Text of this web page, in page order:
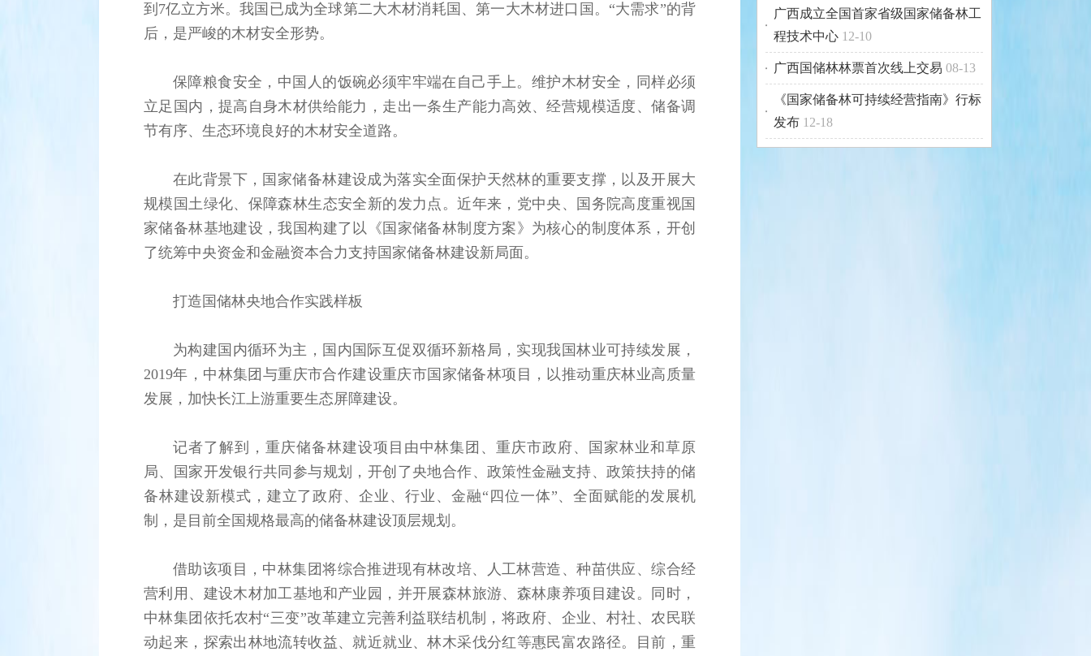
到7亿立方米。我国已成为全球第二大木材消耗国、第一大木材进口国。“大需求”的背
后，是严峻的木材安全形势。
保障粮食安全，中国人的饭碗必须牢牢端在自己手上。维护木材安全，同样必须
立足国内，提高自身木材供给能力，走出一条生产能力高效、经营规模适度、储备调
节有序、生态环境良好的木材安全道路。
在此背景下，国家储备林建设成为落实全面保护天然林的重要支撑，以及开展大
规模国土绿化、保障森林生态安全新的发力点。近年来，党中央、国务院高度重视国
家储备林基地建设，我国构建了以《国家储备林制度方案》为核心的制度体系，开创
了统筹中央资金和金融资本合力支持国家储备林建设新局面。
打造国储林央地合作实践样板
为构建国内循环为主，国内国际互促双循环新格局，实现我国林业可持续发展，
2019年，中林集团与重庆市合作建设重庆市国家储备林项目，以推动重庆林业高质量
发展，加快长江上游重要生态屏障建设。
记者了解到，重庆储备林建设项目由中林集团、重庆市政府、国家林业和草原
局、国家开发银行共同参与规划，开创了央地合作、政策性金融支持、政策扶持的储
备林建设新模式，建立了政府、企业、行业、金融“四位一体”、全面赋能的发展机
制，是目前全国规格最高的储备林建设顶层规划。
借助该项目，中林集团将综合推进现有林改培、人工林营造、种苗供应、综合经
营利用、建设木材加工基地和产业园，并开展森林旅游、森林康养项目建设。同时，
中林集团依托农村“三变”改革建立完善利益联结机制，将政府、企业、村社、农民联
动起来，探索出林地流转收益、就近就业、林木采伐分红等惠民富农路径。目前，重
广西成立全国首家省级国家储备林工
程技术中心 12-10
广西国储林林票首次线上交易 08-13
《国家储备林可持续经营指南》行标
发布 12-18